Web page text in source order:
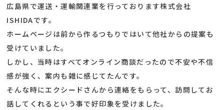
広島県で運送・運輸関連業を行っております株式会社
ISHIDAです。
ホームページは前から作るつもりではいて他社からの提案も
受けていました。
しかし、当時はすべてオンライン商談だったので不安や不信
感が強く、案内も雑に感じてたんです。
そんな時にエクシードさんから連絡をもらって、訪問してお
話してくれるという事で好印象を受けました。